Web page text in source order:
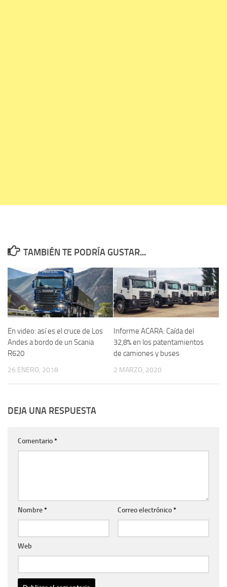
TAMBIÉN TE PODRÍA GUSTAR...
En video: así es el cruce de Los
Andes a bordo de un Scania
R620
26 ENERO, 2018
Informe ACARA: Caída del
32,8% en los patentamientos
de camiones y buses
2 MARZO, 2020
DEJA UNA RESPUESTA
Comentario*
Nombre* Correo electrónico*
Web